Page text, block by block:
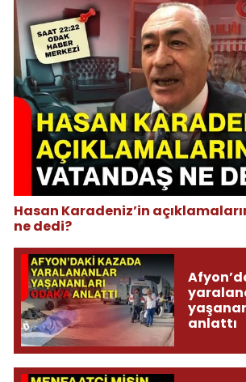
Hasan Karadeniz’in
ne dedi?
anlattı